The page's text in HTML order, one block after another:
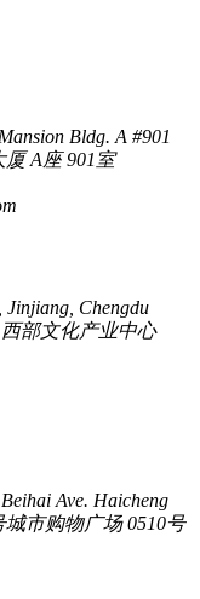
Bldg. A #901
A座 901室
Jinjiang, Chengdu
部文化产业中心
Ave. Haicheng
市购物广场 0510号